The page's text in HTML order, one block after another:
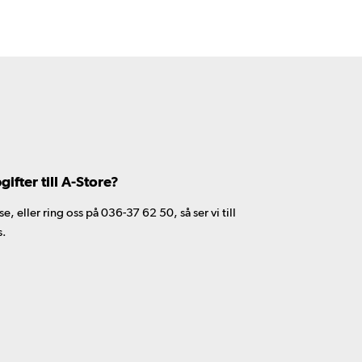
till A-Store?
eller ring oss på 036-37 62 50, så ser vi till